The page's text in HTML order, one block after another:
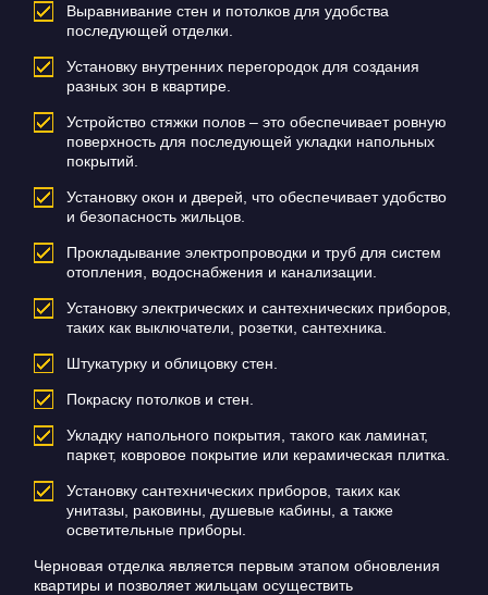
Выравнивание стен и потолков для удобства
последующей отделки.
Установку внутренних перегородок для создания
разных зон в квартире.
Устройство стяжки полов – это обеспечивает ровную
поверхность для последующей укладки напольных
покрытий.
Установку окон и дверей, что обеспечивает удобство
и безопасность жильцов.
Прокладывание электропроводки и труб для систем
отопления, водоснабжения и канализации.
Установку электрических и сантехнических приборов,
таких как выключатели, розетки, сантехника.
Штукатурку и облицовку стен.
Покраску потолков и стен.
Укладку напольного покрытия, такого как ламинат,
паркет, ковровое покрытие или керамическая плитка.
Установку сантехнических приборов, таких как
унитазы, раковины, душевые кабины, а также
осветительные приборы.
Черновая отделка является первым этапом обновления
квартиры и позволяет жильцам осуществить